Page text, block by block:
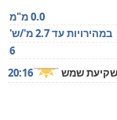
0.0 מ"מ
במהירויות עד 2.7 מ'/ש'
6
שקיעת שמש 20:16